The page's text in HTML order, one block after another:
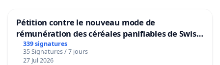
Pétition contre le nouveau mode de
rémunération des céréales panifiables de Swiss
granum basé sur la teneur en protéines
339 signatures
35 Signatures / 7 jours
27 Jul 2026